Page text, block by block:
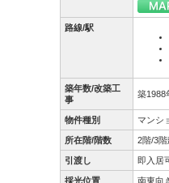
路線/駅
築年数/改築工
事
築1988
物件種別 マンシ
所在階/階数 2階/3階
引渡し 即入居
採光位置 南東向